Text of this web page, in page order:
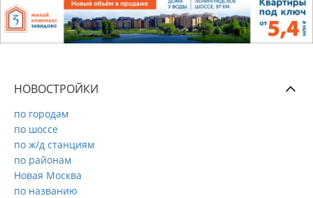
НОВОСТРОЙКИ
по городам
по шоссе
по ж/д станциям
по районам
Новая Москва
по названию